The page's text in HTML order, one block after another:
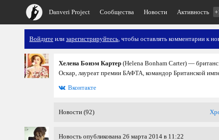
Danveri Project Сообщества Новости Активность
Войдите или зарегистрируйтесь, чтобы оставлять комментарии к
Хелена Бонэм Картер (Helena Bonham Carter) —
Оскар, лауреат премии БАФТА, командор Британской
Вконтакте
Новости (92)
Новость опубликована 26 марта 2014 в 11:22